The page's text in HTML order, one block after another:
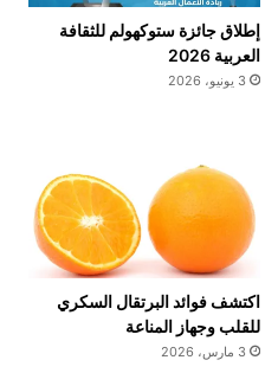
إطلاق جائزة ستوكهولم للثقافة
العربية 2026
3 يونيو، 2026
اكتشف فوائد البرتقال السكري
للقلب وجهاز المناعة
3 مارس، 2026